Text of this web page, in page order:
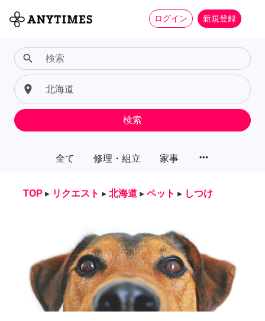
ログイン 新規登録
全て 修理・組立 家事 more_horiz
search
place
検索
TOP ▸ リクエスト ▸ 北海道 ▸ ペット ▸ しつけ